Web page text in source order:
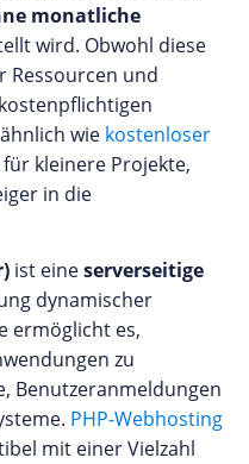
monatliche
wird. Obwohl diese
Ressourcen und
wie kostenloser
für kleinere Projekte,
in die
ist eineserverseitige
dynamischer
ermöglicht es,
zu
Benutzeranmeldungen
PHP-Webhosting
mit einer Vielzahl